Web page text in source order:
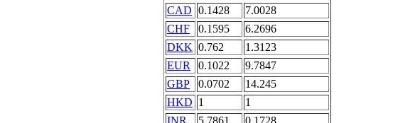
CAD 0.1428
7.0028
CHF
0.1595
6.2696
DKK 0.762
1.3123
EUR
0.1022
9.7847
GBP
0.0702
14.245
HKD 1
1